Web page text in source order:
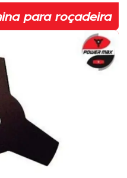
em sp
em sp
em sp
para roçadeira